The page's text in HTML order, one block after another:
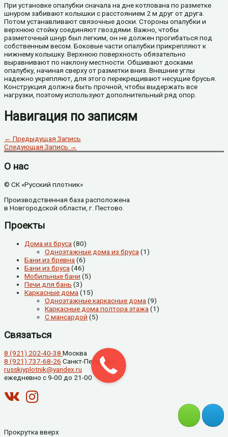
При установке опалубки сначала на дне котлована по разметке
шнуром забивают колышки с расстоянием 2 м друг от друга.
Потом устанавливают связочные доски. Стороны опалубки и
верхнюю стойку соединяют гвоздями. Важно, чтобы
разметочный шнур был легким, он не должен прогибаться под
собственным весом. Боковые части опалубки прикрепляют к
нижнему колышку. Верхнюю поверхность обязательно
выравнивают по наклону местности. Обшивают досками
опалубку, начиная сверху от разметки вниз. Внешние углы
надежно укрепляют, для этого перекрещивают несущие брусья.
Конструкция должна быть прочной, чтобы выдержать все
нагрузки, поэтому используют дополнительный ряд опор.
Навигация по записям
← Предыдущая Запись
Следующая Запись →
О нас
© СК «Русский плотник»
Производственная база расположена
в Новгородской области, г. Пестово.
Проекты
Дома из бруса(80)
Одноэтажные дома из бруса(1)
Бани из бревна(6)
Бани из бруса(46)
Мобильные бани (5)
Печи для бань (3)
Каркасные дома(15)
Одноэтажные каркасные дома(9)
Каркасные дома полтора этажа(1)
С мансардой (5)
Связаться
8 (921) 202-40-38 Москва
8 (921) 737-68-26 Санкт-Петербург
russkiyplotnik@yandex.ru
ежедневно с 9-00 до 21-00
Прокрутка вверх